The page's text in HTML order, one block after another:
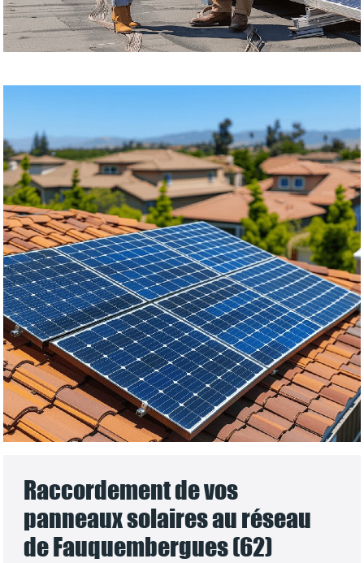
Raccordement de vos
panneaux solaires au réseau
de Fauquembergues (62)